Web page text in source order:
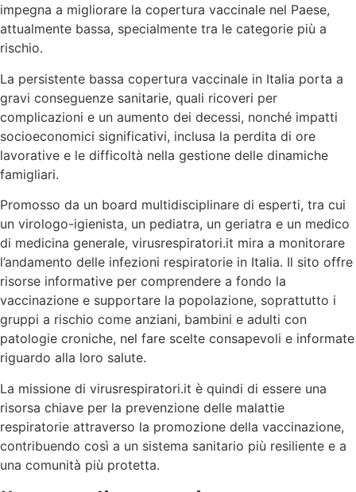
impegna a migliorare la copertura vaccinale nel Paese,
attualmente bassa, specialmente tra le categorie più a
rischio.
La persistente bassa copertura vaccinale in Italia porta a
gravi conseguenze sanitarie, quali ricoveri per
complicazioni e un aumento dei decessi, nonché impatti
socioeconomici significativi, inclusa la perdita di ore
lavorative e le difficoltà nella gestione delle dinamiche
famigliari.
Promosso da un board multidisciplinare di esperti, tra cui
un virologo-igienista, un pediatra, un geriatra e un medico
di medicina generale, virusrespiratori.it mira a monitorare
l’andamento delle infezioni respiratorie in Italia. Il sito offre
risorse informative per comprendere a fondo la
vaccinazione e supportare la popolazione, soprattutto i
gruppi a rischio come anziani, bambini e adulti con
patologie croniche, nel fare scelte consapevoli e informate
riguardo alla loro salute.
La missione di virusrespiratori.it è quindi di essere una
risorsa chiave per la prevenzione delle malattie
respiratorie attraverso la promozione della vaccinazione,
contribuendo così a un sistema sanitario più resiliente e a
una comunità più protetta.